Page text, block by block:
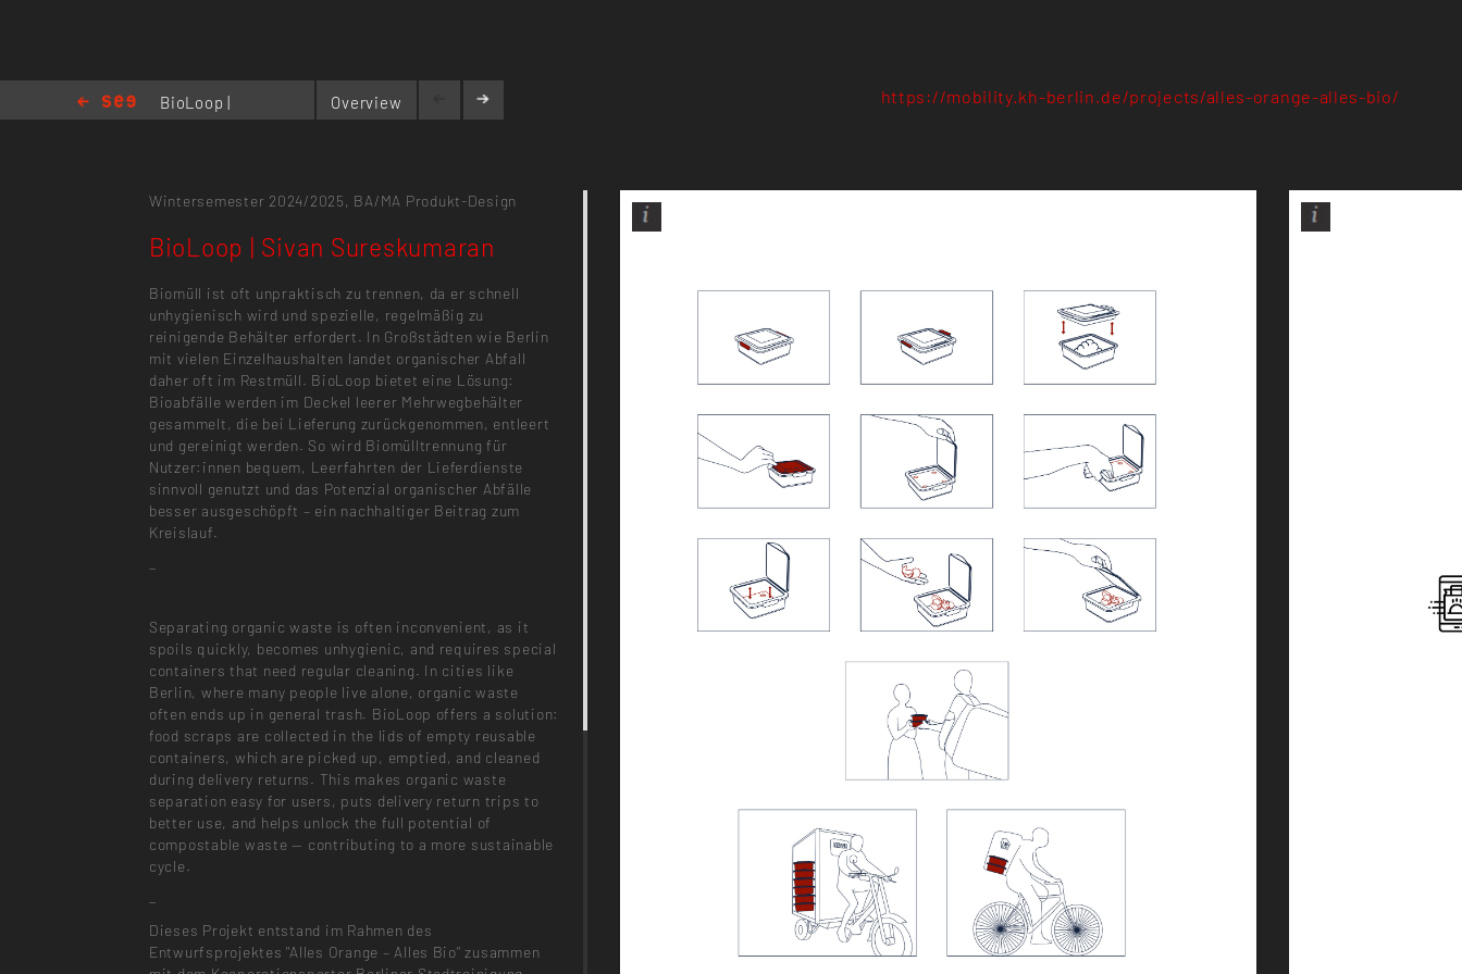
BioLoop |
Overview https://mobility.kh-berlin.de/projects/alles-orange-alles-bio/
Wintersemester 2024/2025, BA/MA Produkt-Design
BioLoop | Sivan Sureskumaran
Biomüll ist oft unpraktisch zu trennen, da er schnell
unhygienisch wird und spezielle, regelmäßig zu
reinigende Behälter erfordert. In Großstädten wie Berlin
mit vielen Einzelhaushalten landet organischer Abfall
daher oft im Restmüll. BioLoop bietet eine Lösung:
Bioabfälle werden im Deckel leerer Mehrwegbehälter
gesammelt, die bei Lieferung zurückgenommen, entleert
und gereinigt werden. So wird Biomülltrennung für
Nutzer:innen bequem, Leerfahrten der Lieferdienste
sinnvoll genutzt und das Potenzial organischer Abfälle
besser ausgeschöpft – ein nachhaltiger Beitrag zum
Kreislauf.
Separating organic waste is often inconvenient, as it
spoils quickly, becomes unhygienic, and requires special
containers that need regular cleaning. In cities like
Berlin, where many people live alone, organic waste
often ends up in general trash. BioLoop offers a solution:
food scraps are collected in the lids of empty reusable
containers, which are picked up, emptied, and cleaned
during delivery returns. This makes organic waste
separation easy for users, puts delivery return trips to
better use, and helps unlock the full potential of
compostable waste — contributing to a more sustainable
cycle.
_
Dieses Projekt entstand im Rahmen des
Entwurfsprojektes "Alles Orange – Alles Bio" zusammen